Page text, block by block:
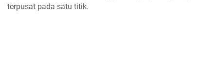
terpusat pada satu titik.